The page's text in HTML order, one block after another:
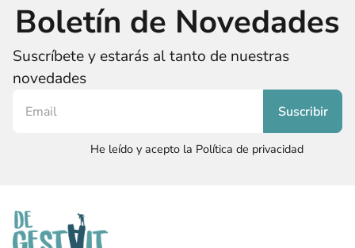
Boletín de Novedades
Suscríbete y estarás al tanto de nuestras
novedades
He leído y acepto la Política de privacidad